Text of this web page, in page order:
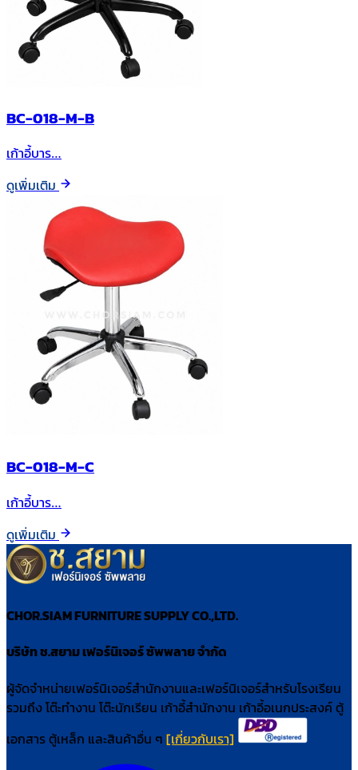
BC-018-M-B
เก้าอี้บาร…
ดูเพิ่มเติม
BC-018-M-C
เก้าอี้บาร…
ดูเพิ่มเติม
CHOR.SIAM FURNITURE SUPPLY CO.,LTD.
บริษัท ช.สยาม เฟอร์นิเจอร์ ซัพพลาย จำกัด
ผู้จัดจำหน่ายเฟอร์นิเจอร์สำนักงานและเฟอร์นิเจอร์สำหรับโรงเรียน
รวมถึง โต๊ะทำงาน โต๊ะนักเรียน เก้าอี้สำนักงาน เก้าอี้อเนกประสงค์ ตู้
เอกสาร ตู้เหล็ก และสินค้าอื่น ๆ [เกี่ยวกับเรา]